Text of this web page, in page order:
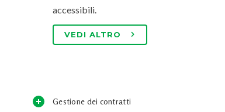
accessibili.
VEDI ALTRO
Gestione dei contratti